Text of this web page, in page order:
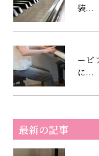
装...
ーピ
に...
最新の記事